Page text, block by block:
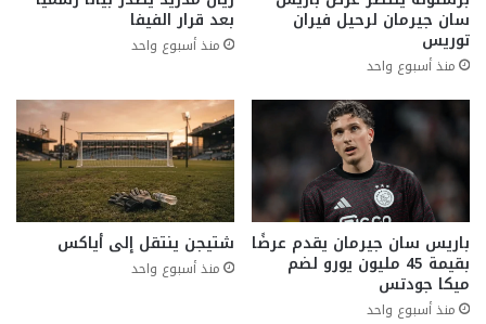
سان جيرمان لرحيل فيران
توريس
منذ أسبوع واحد
بعد قرار الفيفا
منذ أسبوع واحد
باريس سان جيرمان يقدم عرضًا
بقيمة 45 مليون يورو لضم
ميكا جودتس
منذ أسبوع واحد
شتيجن ينتقل إلى أياكس
منذ أسبوع واحد